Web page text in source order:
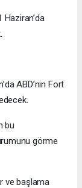
Haziran’da
ABD’nin Fort
bu
görme
ve başlama